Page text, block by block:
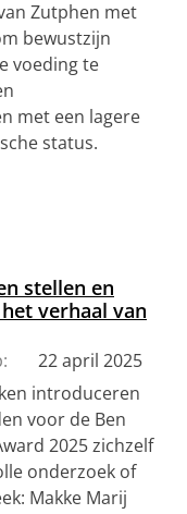
Zutphen met
bewustzijn
voeding te
met een lagere
status.
stellen en
verhaal van
22 april 2025
introduceren
voor de Ben
2025 zichzelf
onderzoek of
Makke Marij